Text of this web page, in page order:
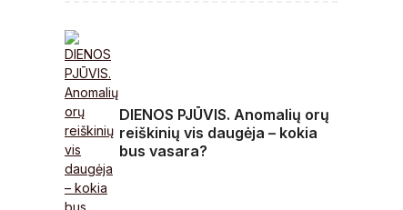
DIENOS PJŪVIS. Anomalių orų
reiškinių vis daugėja – kokia
bus vasara?